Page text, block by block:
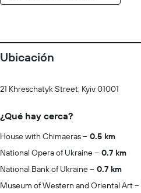
Ubicación
21 Khreschatyk Street, Kyiv 01001
¿Qué hay cerca?
House with Chimaeras
0.5 km
National Opera of Ukraine
0.7 km
National Bank of Ukraine
0.7 km
Museum of Western and Oriental Art